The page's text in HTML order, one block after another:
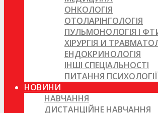
ОНКОЛОГІЯ
ОТОЛАРІНГОЛОГІЯ
ПУЛЬМОНОЛОГІЯ І
ХІРУРГІЯ И
ЕНДОКРИНОЛОГІЯ
ІНШІ СПЕЦІАЛЬНОСТІ
ПИТАННЯ ПСИХОЛОГІЇ
НОВИНИ
НАВЧАННЯ
ДИСТАНЦІЙНЕ НАВЧАННЯ